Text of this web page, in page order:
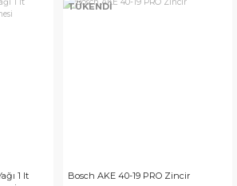
1 lt
TÜKENDİ
Bosch AKE 40-19 PRO Zincir